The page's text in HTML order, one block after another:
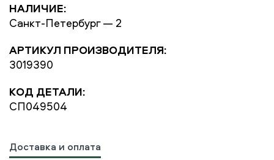
НАЛИЧИЕ:
Санкт-Петербург — 2
АРТИКУЛ ПРОИЗВОДИТЕЛЯ:
3019390
КОД ДЕТАЛИ:
СП049504
Доставка и оплата